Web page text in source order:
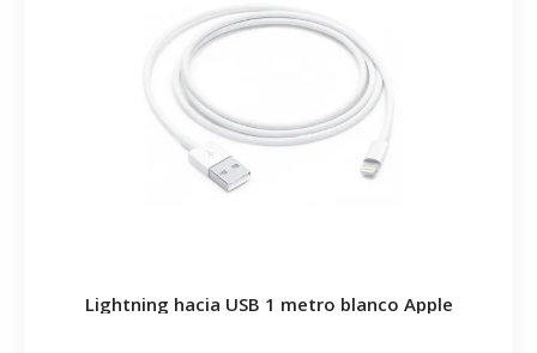
Lightning hacia USB 1 metro blanco Apple